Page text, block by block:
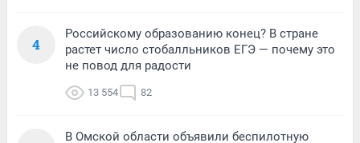
4
Российскому образованию конец? В стране
растет число стобалльников ЕГЭ — почему это
не повод для радости
13 554 82
В Омской области объявили беспилотную